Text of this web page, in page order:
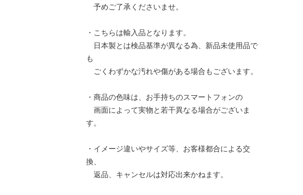
予めご了承くださいませ。
・こちらは輸入品となります。
日本製とは検品基準が異なる為、新品未使用品で
も
ごくわずかな汚れや傷がある場合もございます。
・商品の色味は、お手持ちのスマートフォンの
画面によって実物と若干異なる場合がございま
す。
・イメージ違いやサイズ等、お客様都合による交
換、
返品、キャンセルは対応出来かねます。